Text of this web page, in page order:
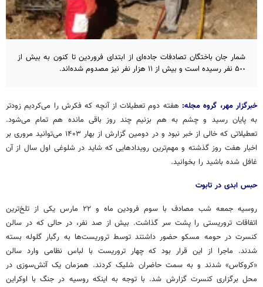
شمار جان باختگان تصادفات جاده‌ای از ابتدای فروردین تا کنون به بیش از
۵٠٠ نفر رسیده است و بیش از ١١ هزار نفر نیز مصدوم شده‌اند.
خبرگزار مهر، گروه مجله: هفته دوم تعطیلات از آنچه که فکرش را می‌کردیم زودتر
به پایان رسید و چشم به هم بزنیم چند روز باقی مانده هم تمام می‌شود.
تعطیلاتی که خالی از خبر نبود و در دومین گزارش از بهار ۱۴۰۳ می‌توانید مروری بر
اخبار هفت روز گذشته و مهم‌ترین رویدادهایی که شاید در شلوغی اول سال از آن
غافل شده باشید را بخوانید.‌
حبس ابدی در تابوت
روسیه جمعه شب مصادف با سوم فرودین ماه و ۲۲ مارس یکی از تلخ‌ترین
اتفاقات تروریستی را پشت سر گذاشت. بیش از صد نفر، در حالی که در سالن
کنسرت در حومه مسکو حضور داشتند توسط تروریست‌ها به رگبار گلوله بسته
شدند. ماجرا از این قرار بود که چهار تروریست با لباس نظامی وارد سالن
«کروکاس» شدند و به سمت حاضران شلیک کردند. همزمان یک آتش‌سوزی در
محل برگزاری کنسرت گزارش شد. با توجه به اینکه روسیه در جنگ با اوکراین